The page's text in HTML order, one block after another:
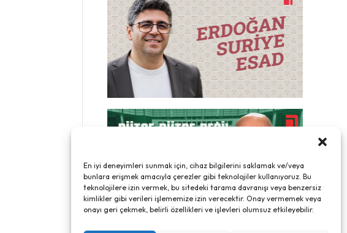
En iyi deneyimleri sunmak için, cihaz bilgilerini saklamak ve/veya
bunlara erişmek amacıyla çerezler gibi teknolojiler kullanıyoruz. Bu
teknolojilere izin vermek, bu sitedeki tarama davranışı veya benzersiz
kimlikler gibi verileri işlememize izin verecektir. Onay vermemek veya
onayı geri çekmek, belirli özellikleri ve işlevleri olumsuz etkileyebilir.